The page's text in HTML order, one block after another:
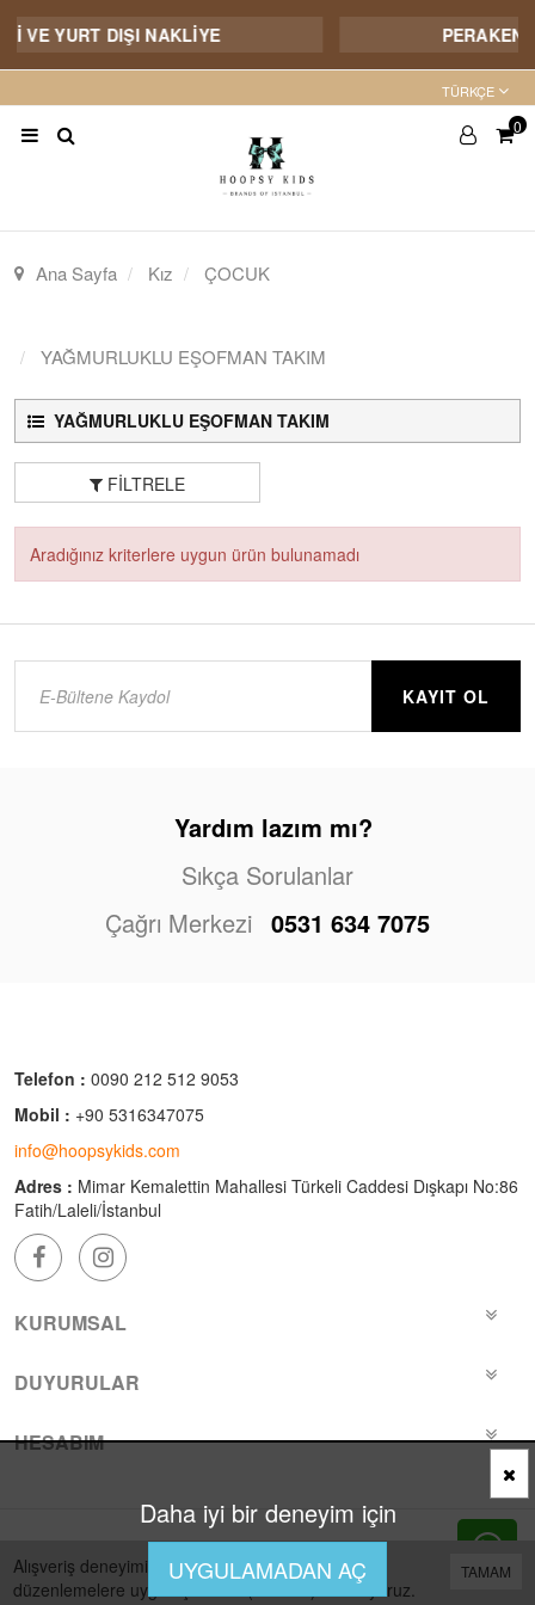
VE YURT DIŞI NAKLİYE
TÜRKÇE
0
Ana Sayfa Kız ÇOCUK
YAĞMURLUKLU EŞOFMAN TAKIM
YAĞMURLUKLU EŞOFMAN TAKIM
FILTRELE
Aradığınız kriterlere uygun ürün bulunamadı
KAYIT OL
Yardım lazım mı?
Sıkça Sorulanlar
Çağrı Merkezi 0531 634 7075
Telefon : 0090 212 512 9053
Mobil : +90 5316347075
info@hoopsykids.com
Adres : Mimar Kemalettin Mahallesi Türkeli Caddesi Dışkapı No:86
Fatih/Laleli/İstanbul
KURUMSAL
DUYURULAR
HESABIM
TAMAM
Alışveriş deneyiminizi iyileştirmek için yasal
düzenlemelere uygun çerezler (cookies) kullanıyoruz.
Daha iyi bir deneyim için
UYGULAMADAN AÇ